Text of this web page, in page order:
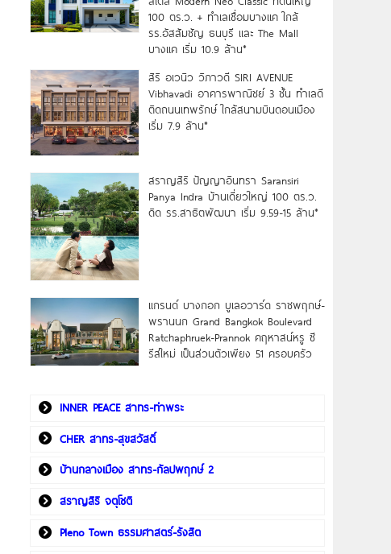
100 ตร.ว. + ทำเลเชื่อมบางแค ใกล้
รร.อัสสัมชัญ ธนบุรี และ The Mall
บางแค เริ่ม 10.9 ล้าน*
สิริ อเวนิว วิภาวดี SIRI AVENUE
Vibhavadi อาคารพาณิชย์ 3 ชั้น ทำเลดี
ติดถนนเทพรักษ์ ใกล้สนามบินดอนเมือง
เริ่ม 7.9 ล้าน*
สราญสิริ ปัญญาอินทรา Saransiri
Panya Indra บ้านเดี่ยวใหญ่ 100 ตร.ว.
ดิด รร.สาธิตพัฒนา เริ่ม 9.59-15 ล้าน*
แกรนด์ บางกอก บูเลอวาร์ด ราชพฤกษ์-
พรานนก Grand Bangkok Boulevard
Ratchaphruek-Prannok คฤหาสน์หรู ซี
รีส์ใหม่ เป็นส่วนตัวเพียง 51 ครอบครัว
INNER PEACE สาทร-ท่าพระ
CHER สาทร-สุขสวัสดิ์
บ้านกลางเมือง สาทร-กัลปพฤกษ์ 2
สราญสิริ จตุโชติ
Pleno Town ธรรมศาสตร์-รังสิต